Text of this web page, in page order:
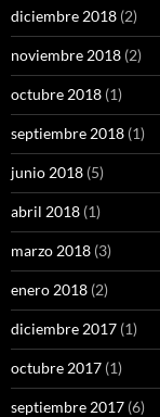
diciembre 2018 (2)
noviembre 2018 (2)
octubre 2018 (1)
septiembre 2018 (1)
junio 2018 (5)
abril 2018 (1)
marzo 2018 (3)
enero 2018 (2)
diciembre 2017 (1)
octubre 2017 (1)
septiembre 2017 (6)